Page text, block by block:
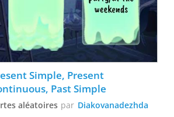
Simple, Present
Past Simple
aléatoires par Diakovanadezhda